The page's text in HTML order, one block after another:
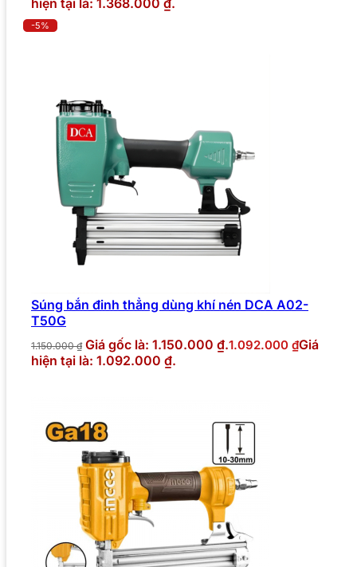
hiện tại là: 1.368.000 ₫.
-5%
Súng bắn đinh thẳng dùng khí nén DCA A02-
T50G
1.150.000₫ Giá gốc là: 1.150.000 ₫.1.092.000 ₫Giá
hiện tại là: 1.092.000 ₫.